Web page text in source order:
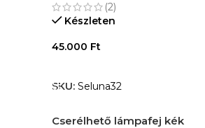
(2)
Készleten
45.000 Ft
SKU: Seluna32
Cserélhető lámpafej kék